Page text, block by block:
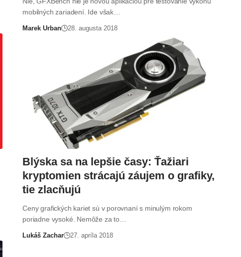
mobilných zariadení. Ide však…
Marek Urban 28. augusta 2018
Blýska sa na lepšie časy: Ťažiari
kryptomien strácajú záujem o grafiky,
tie zlacňujú
Ceny grafických kariet sú v porovnaní s minulým rokom
poriadne vysoké. Nemôže za to…
Lukáš Zachar 27. apríla 2018